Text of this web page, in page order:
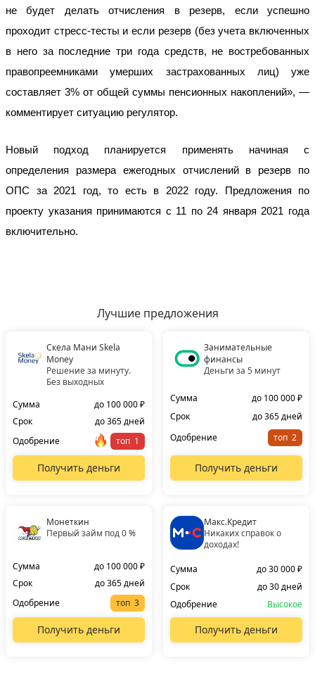
не будет делать отчисления в резерв, если успешно
проходит стресс-тесты и если резерв (без учета включенных
в него за последние три года средств, не востребованных
правопреемниками умерших застрахованных лиц) уже
составляет 3% от общей суммы пенсионных накоплений», —
комментирует ситуацию регулятор.
Новый подход планируется применять начиная с
определения размера ежегодных отчислений в резерв по
ОПС за 2021 год, то есть в 2022 году. Предложения по
проекту указания принимаются с 11 по 24 января 2021 года
включительно.
Лучшие предложения
Скела Мани Skela
Money
Решение за минуту.
Без выходных
Сумма
до 100 000 ₽
Срок
до 365 дней
Одобрение
топ
Получить деньги
Занимательные
финансы
Деньги за 5 минут
Сумма
до 100 000 ₽
Срок
до 365 дней
Одобрение
топ
Получить деньги
Монеткин
Первый займ под 0 %
Сумма
до 100 000 ₽
Срок
до 365 дней
Одобрение
топ
Получить деньги
Макс.Кредит
Никаких справок о
доходах!
Сумма
до 30 000 ₽
Срок
до 30 дней
Одобрение
Высокое
Получить деньги